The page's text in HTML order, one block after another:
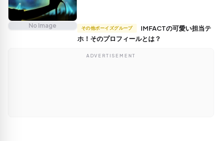
No Image その他ボーイズグループ
ホ！そのプロフィールとは？
ADVERTISEMENT